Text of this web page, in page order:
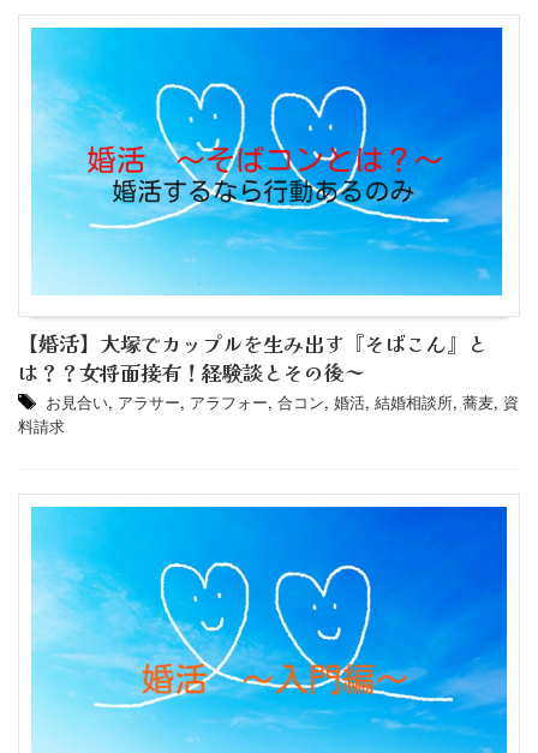
【婚活】大塚でカップルを生み出す『そばこん』と
は？？女将面接有！経験談とその後～
お見合い, アラサー, アラフォー, 合コン, 婚活, 結婚相談所, 蕎麦, 資
料請求